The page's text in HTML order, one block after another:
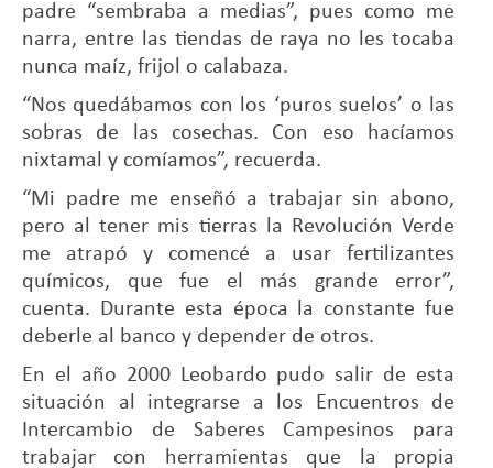
padre “sembraba a medias”, pues como me
narra, entre las tiendas de raya no les tocaba
nunca maíz, frijol o calabaza.
“Nos quedábamos con los ‘puros suelos’ o las
sobras de las cosechas. Con eso hacíamos
nixtamal y comíamos”, recuerda.
“Mi padre me enseñó a trabajar sin abono,
pero al tener mis tierras la Revolución Verde
me atrapó y comencé a usar fertilizantes
químicos, que fue el más grande error”,
cuenta. Durante esta época la constante fue
deberle al banco y depender de otros.
En el año 2000 Leobardo pudo salir de esta
situación al integrarse a los Encuentros de
Intercambio de Saberes Campesinos para
trabajar con herramientas que la propia